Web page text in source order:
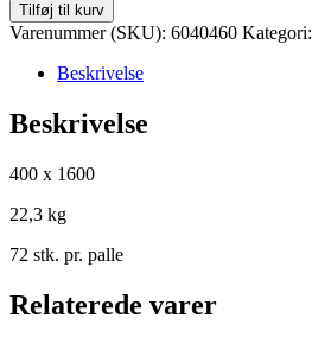
smågrisestald
u.
renseåbning
Tilføj til kurv
Varenummer (SKU): 6040460 Kategori:
Beskrivelse
Beskrivelse
400 x 1600
22,3 kg
72 stk. pr. palle
Relaterede varer